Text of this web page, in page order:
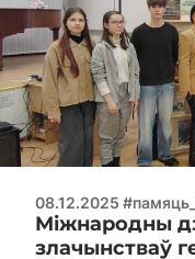
08.12.2025
Міжнародны
злачынстваў